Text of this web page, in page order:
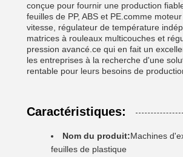
conçue pour fournir une production
feuilles de PP, ABS et PE.comme
vitesse, régulateur de température
matrices à rouleaux multicouches et
pression avancé.ce qui en fait un
les entreprises à la recherche d'une
rentable pour leurs besoins de
Caractéristiques:
Nom du produit:Machines
feuilles de plastique